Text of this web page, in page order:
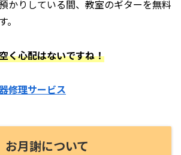
かりしている間、教室のギターを無料
く心配はないですね！
修理サービス
お月謝について